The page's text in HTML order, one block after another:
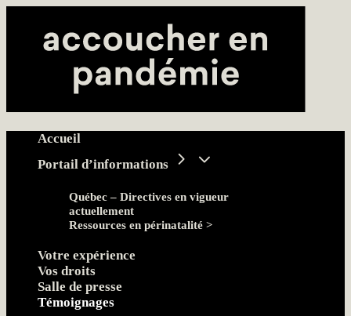
Accueil
Portail d’informations
Québec – Directives en vigueur
actuellement
Ressources en périnatalité >
Votre expérience
Vos droits
Salle de presse
Témoignages